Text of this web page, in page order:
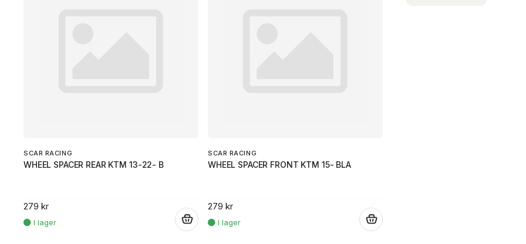
SCAR RACING
WHEEL SPACER REAR KTM 13-22- B
279 kr
SCAR RACING
WHEEL SPACER FRONT KTM 15- BLA
279 kr